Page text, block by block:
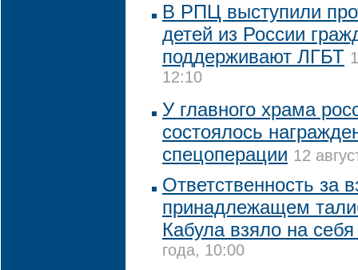
В РПЦ выступили
детей из России
поддерживают ЛГБТ
12:10
У главного храма
состоялось
спецоперации 12
Ответственность за
принадлежащем
Кабула взяло на
года, 10:00